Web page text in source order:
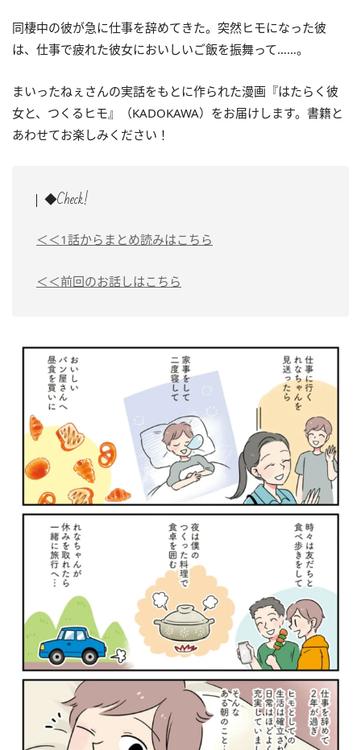
同棲中の彼が急に仕事を辞めてきた。突然ヒモになった彼
は、仕事で疲れた彼女においしいご飯を振舞って……。
まいったねぇさんの実話をもとに作られた漫画『はたらく彼
女と、つくるヒモ』（KADOKAWA）をお届けします。書籍と
あわせてお楽しみください！
◆Check!
＜＜1話からまとめ読みはこちら
＜＜前回のお話しはこちら